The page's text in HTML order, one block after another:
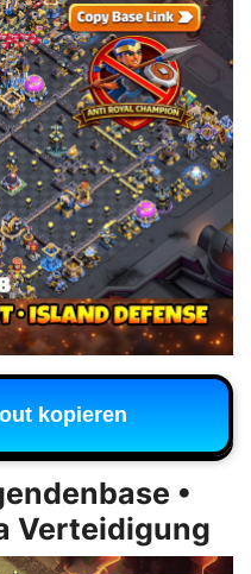
kopieren
•
Verteidigung